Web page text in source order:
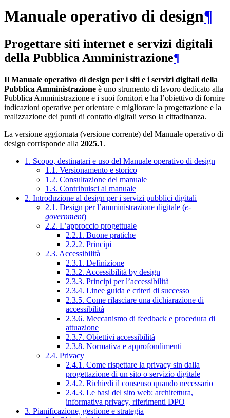
Manuale operativo di design¶
Progettare siti internet e servizi digitali
della Pubblica Amministrazione¶
Il Manuale operativo di design per i siti e i servizi digitali della
Pubblica Amministrazione è uno strumento di lavoro dedicato alla
Pubblica Amministrazione e i suoi fornitori e ha l’obiettivo di fornire
indicazioni operative per orientare e migliorare la progettazione e la
realizzazione dei punti di contatto digitali verso la cittadinanza.
La versione aggiornata (versione corrente) del Manuale operativo di
design corrisponde alla 2025.1.
1. Scopo, destinatari e uso del Manuale operativo di design
1.1. Versionamento e storico
1.2. Consultazione del manuale
1.3. Contribuisci al manuale
2. Introduzione al design per i servizi pubblici digitali
2.1. Design per l’amministrazione digitale (e-
government)
2.2. L’approccio progettuale
2.2.1. Buone pratiche
2.2.2. Principi
2.3. Accessibilità
2.3.1. Definizione
2.3.2. Accessibilità by design
2.3.3. Principi per l’accessibilità
2.3.4. Linee guida e criteri di successo
2.3.5. Come rilasciare una dichiarazione di
accessibilità
2.3.6. Meccanismo di feedback e procedura di
attuazione
2.3.7. Obiettivi accessibilità
2.3.8. Normativa e approfondimenti
2.4. Privacy
2.4.1. Come rispettare la privacy sin dalla
progettazione di un sito o servizio digitale
2.4.2. Richiedi il consenso quando necessario
2.4.3. Le basi del sito web: architettura,
informativa privacy, riferimenti DPO
3. Pianificazione, gestione e strategia